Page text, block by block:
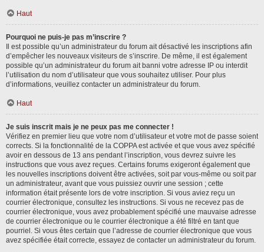
Haut
Pourquoi ne puis-je pas m’inscrire ?
Il est possible qu’un administrateur du forum ait désactivé les inscriptions afin
d’empêcher les nouveaux visiteurs de s’inscrire. De même, il est également
possible qu’un administrateur du forum ait banni votre adresse IP ou interdit
l’utilisation du nom d’utilisateur que vous souhaitez utiliser. Pour plus
d’informations, veuillez contacter un administrateur du forum.
Haut
Je suis inscrit mais je ne peux pas me connecter !
Vérifiez en premier lieu que votre nom d’utilisateur et votre mot de passe soient
corrects. Si la fonctionnalité de la COPPA est activée et que vous avez spécifié
avoir en dessous de 13 ans pendant l’inscription, vous devrez suivre les
instructions que vous avez reçues. Certains forums exigeront également que
les nouvelles inscriptions doivent être activées, soit par vous-même ou soit par
un administrateur, avant que vous puissiez ouvrir une session ; cette
information était présente lors de votre inscription. Si vous aviez reçu un
courrier électronique, consultez les instructions. Si vous ne recevez pas de
courrier électronique, vous avez probablement spécifié une mauvaise adresse
de courrier électronique ou le courrier électronique a été filtré en tant que
pourriel. Si vous êtes certain que l’adresse de courrier électronique que vous
avez spécifiée était correcte, essayez de contacter un administrateur du forum.